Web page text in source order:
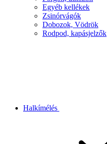
Egyéb kellékek
Zsinórvágók
Dobozok, Vödrök
Rodpod, kapásjelzők
Halkímélés